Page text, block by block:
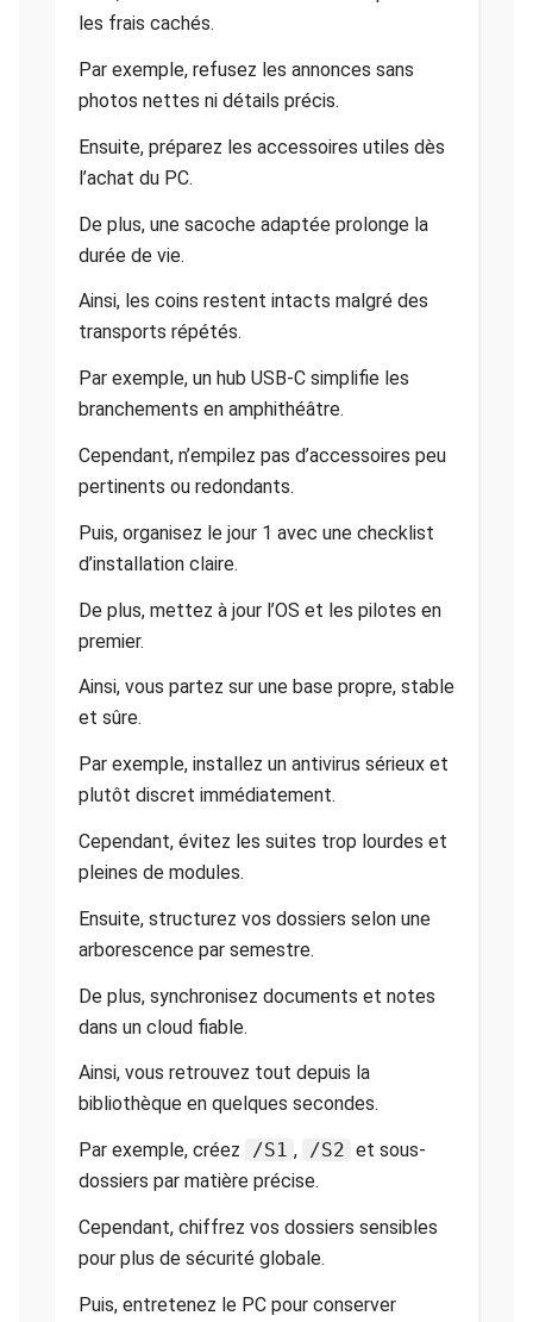
les frais cachés.
Par exemple, refusez les annonces sans
photos nettes ni détails précis.
Ensuite, préparez les accessoires utiles dès
l’achat du PC.
De plus, une sacoche adaptée prolonge la
durée de vie.
Ainsi, les coins restent intacts malgré des
transports répétés.
Par exemple, un hub USB-C simplifie les
branchements en amphithéâtre.
Cependant, n’empilez pas d’accessoires peu
pertinents ou redondants.
Puis, organisez le jour 1 avec une checklist
d’installation claire.
De plus, mettez à jour l’OS et les pilotes en
premier.
Ainsi, vous partez sur une base propre, stable
et sûre.
Par exemple, installez un antivirus sérieux et
plutôt discret immédiatement.
Cependant, évitez les suites trop lourdes et
pleines de modules.
Ensuite, structurez vos dossiers selon une
arborescence par semestre.
De plus, synchronisez documents et notes
dans un cloud fiable.
Ainsi, vous retrouvez tout depuis la
bibliothèque en quelques secondes.
Par exemple, créez /S1 , /S2 et sous-
dossiers par matière précise.
Cependant, chiffrez vos dossiers sensibles
pour plus de sécurité globale.
Puis, entretenez le PC pour conserver